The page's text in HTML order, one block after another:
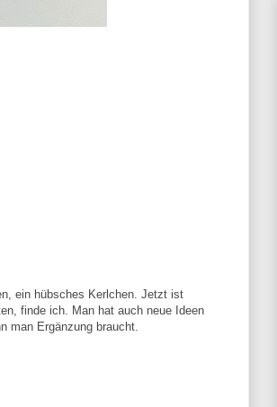
ein hübsches Kerlchen. Jetzt ist
finde ich. Man hat auch neue Ideen
man Ergänzung braucht.